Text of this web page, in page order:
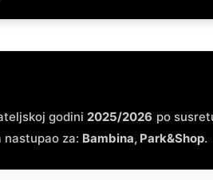
godini2025/2026 po
za: Bambina, Park&Shop.